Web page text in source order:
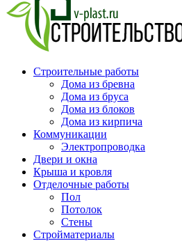
v-plast.ru Строительство и ремонт
Строительные работы
Дома из бревна
Дома из бруса
Дома из блоков
Дома из кирпича
Коммуникации
Электропроводка
Двери и окна
Крыша и кровля
Отделочные работы
Пол
Потолок
Стены
Стройматериалы